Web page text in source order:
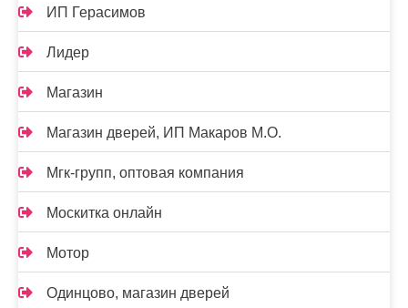
ИП Герасимов
Лидер
Магазин
Магазин дверей, ИП Макаров М.О.
Мгк-групп, оптовая компания
Москитка онлайн
Мотор
Одинцово, магазин дверей